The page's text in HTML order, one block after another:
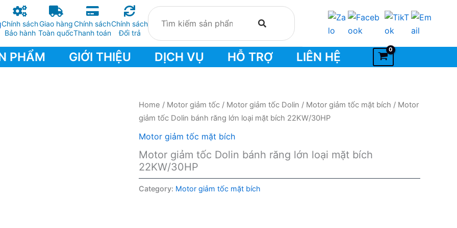
Chính sách
Bảo hành
Giao hàng
Toàn quốc
Chính sách
Thanh toán
Chính sách
Đổi trả
PHẨM GIỚI THIỆU DỊCH VỤ HỖ TRỢ LIÊN HỆ
Home / Motor giảm tốc / Motor giảm tốc Dolin / Motor giảm tốc mặt bích / Motor
giảm tốc Dolin bánh răng lớn loại mặt bích 22KW/30HP
Motor giảm tốc mặt bích
Motor giảm tốc Dolin bánh răng lớn loại mặt bích
22KW/30HP
Category: Motor giảm tốc mặt bích